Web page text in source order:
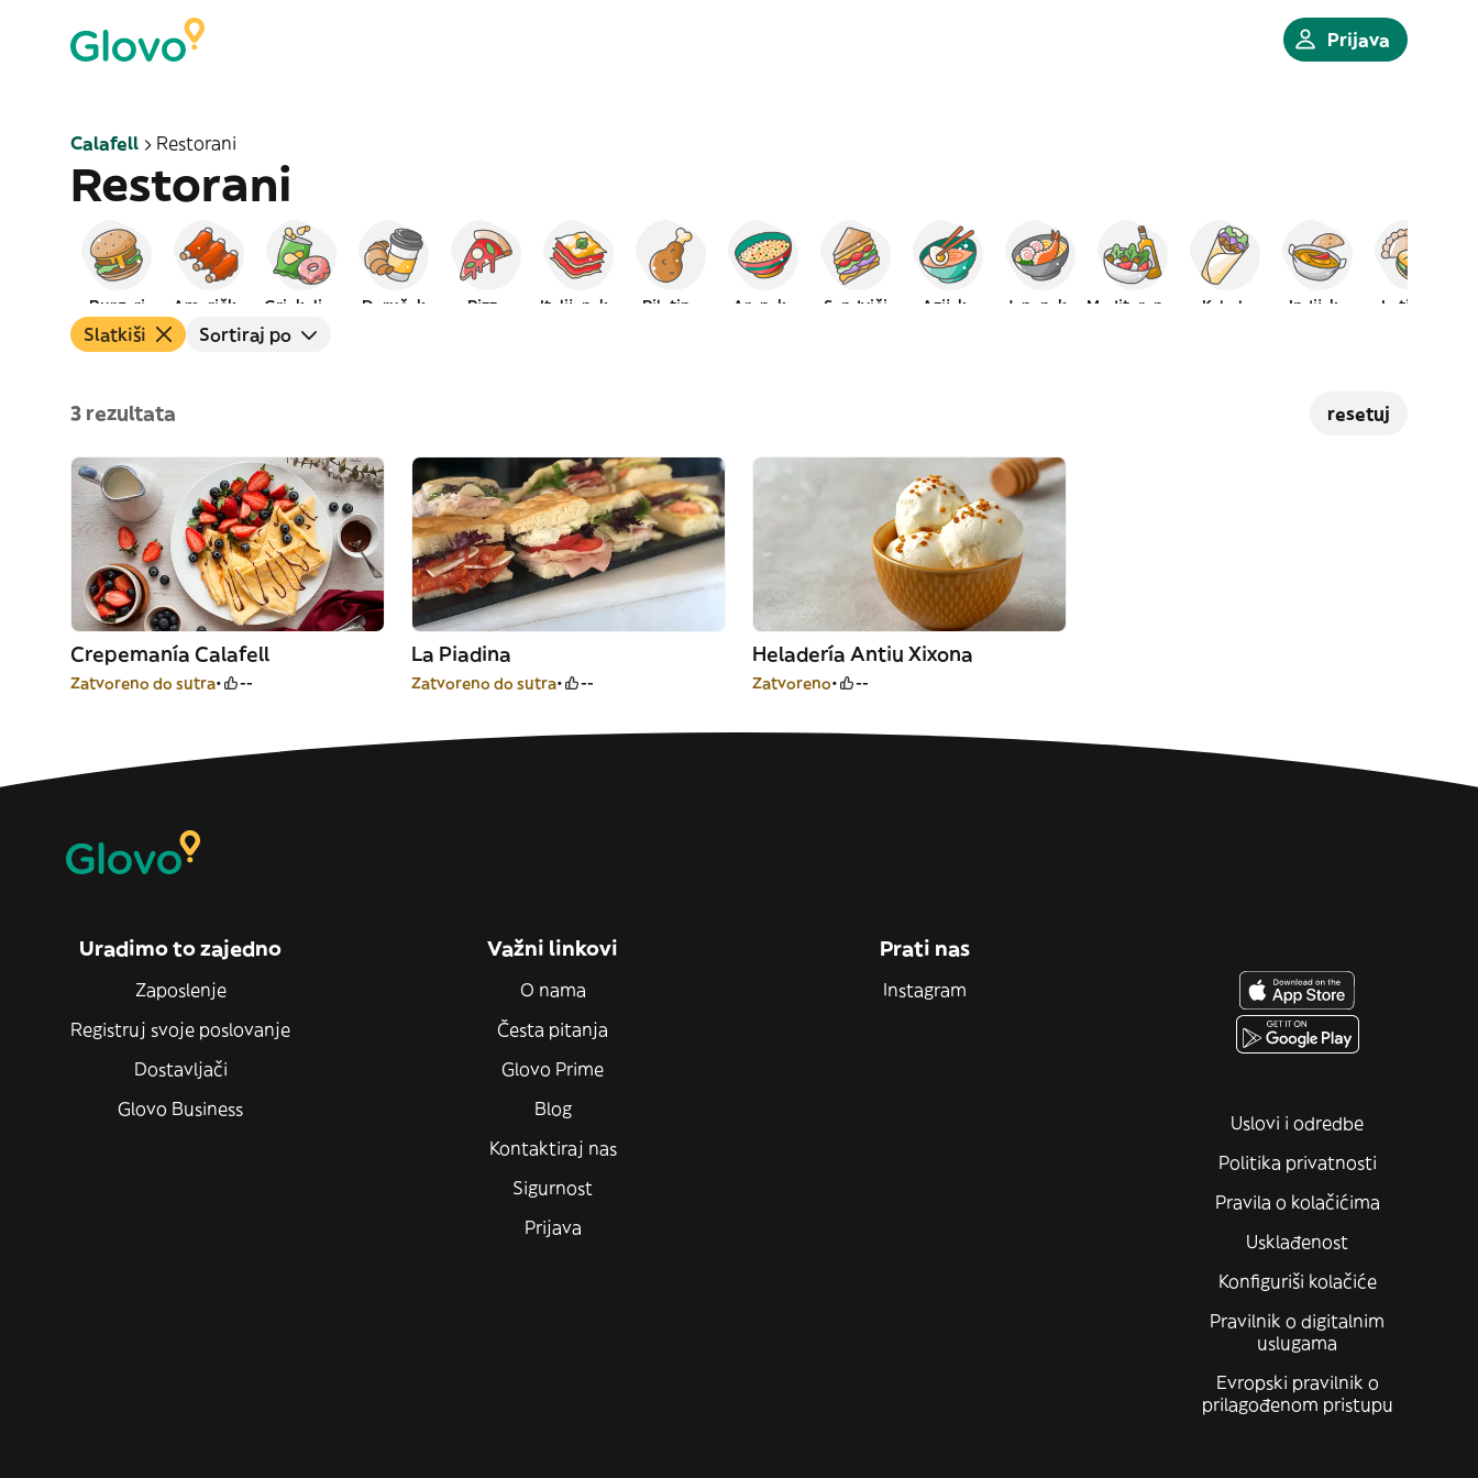
Prijava
Calafell Restorani
Restorani
Burgeri Američka Grickalice Doručak Pizza Italijanska Piletina Arapska Sendviči Azijska Japanska Kebab Indijska Latinoa
Slatkiši Sortiraj po
3 rezultata resetuj
Crepemanía Calafell
Zatvoreno do sutra --
La Piadina
Zatvoreno do sutra --
Heladería Antiu Xixona
Zatvoreno --
Uradimo to zajedno
Zaposlenje
Registruj svoje poslovanje
Dostavljači
Glovo Business
Važni linkovi
O nama
Česta pitanja
Glovo Prime
Blog
Kontaktiraj nas
Sigurnost
Prijava
Prati nas
Instagram
Uslovi i odredbe
Politika privatnosti
Pravila o kolačićima
Usklađenost
Konfiguriši kolačiće
Pravilnik o digitalnim
uslugama
Evropski pravilnik o
prilagođenom pristupu